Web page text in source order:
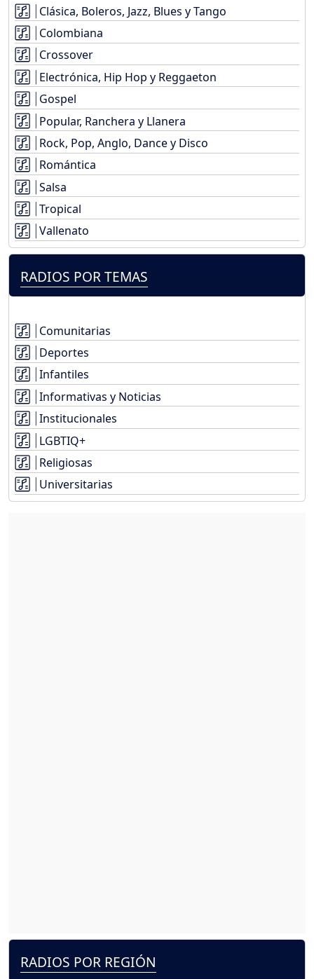
Clásica, Boleros, Jazz, Blues y Tango
Colombiana
Crossover
Electrónica, Hip Hop y Reggaeton
Gospel
Popular, Ranchera y Llanera
Rock, Pop, Anglo, Dance y Disco
Romántica
Salsa
Tropical
Vallenato
RADIOS POR TEMAS
Comunitarias
Deportes
Infantiles
Informativas y Noticias
Institucionales
LGBTIQ+
Religiosas
Universitarias
RADIOS POR REGIÓN